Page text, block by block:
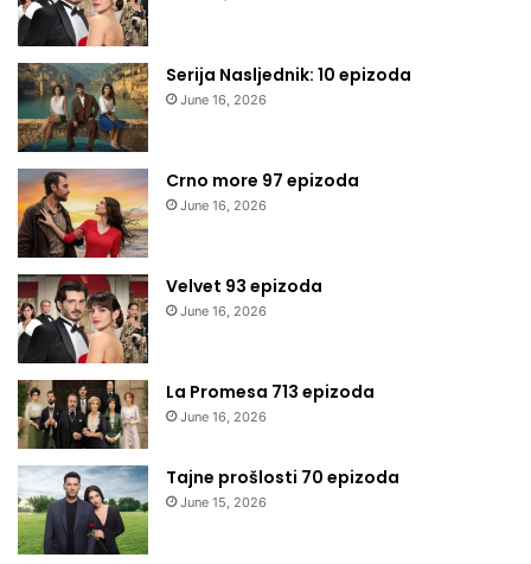
Serija Nasljednik: 10 epizoda
June 16, 2026
Crno more 97 epizoda
June 16, 2026
Velvet 93 epizoda
June 16, 2026
La Promesa 713 epizoda
June 16, 2026
Tajne prošlosti 70 epizoda
June 15, 2026